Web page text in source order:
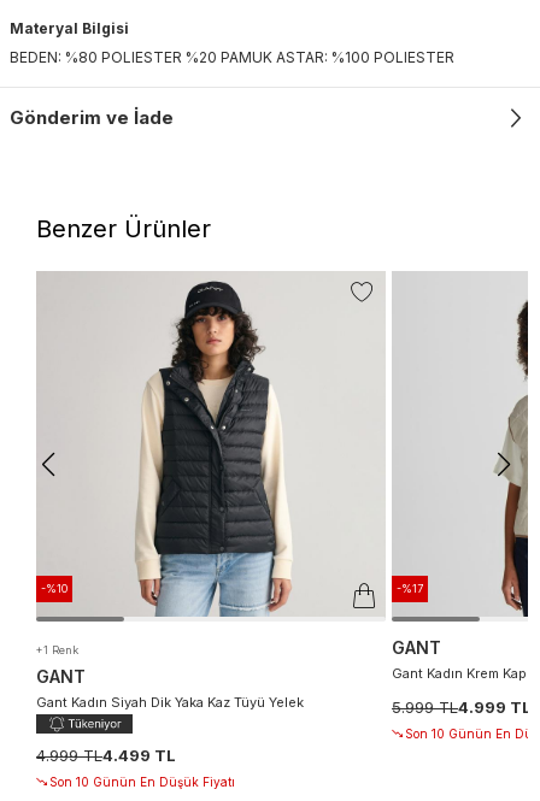
Materyal Bilgisi
BEDEN: %80 POLIESTER %20 PAMUK ASTAR: %100 POLIESTER
Gönderim ve İade
Benzer Ürünler
-%10
+1 Renk
GANT
Gant Kadın Siyah Dik Yaka Kaz Tüyü Yelek
4.999 TL4.499 TL
Son 10 Günün En Düşük Fiyatı
-%17
GANT
Gant Kadın Krem
5.999 TL4.999 TL
Son 10 Günün En